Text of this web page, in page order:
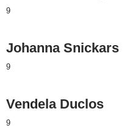
9
Johanna Snickars
9
Vendela Duclos
9